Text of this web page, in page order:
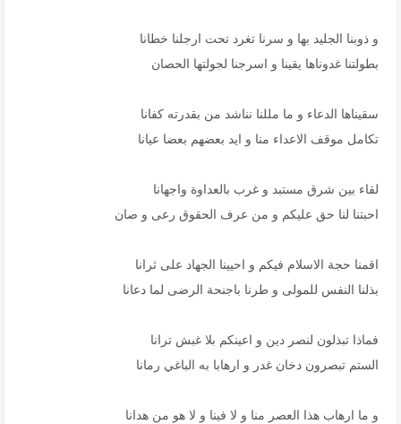
و ذوبنا الجليد بها و سرنا تغرد تحت ارجلنا خطانا
بطولتنا غدوناها يقينا و اسرجنا لجولتها الحصان
سقيناها الدعاء و ما مللنا نناشد من بقدرته كفانا
تكامل موقف الاعداء منا و ايد بعضهم بعضا عيانا
لقاء بين شرق مستبد و غرب بالعداوة واجهانا
احبتنا لنا حق عليكم و من عرف الحقوق رعى و صان
اقمنا حجة الاسلام فيكم و احيينا الجهاد على ثرانا
بذلنا النفس للمولى و طرنا باجنحة الرضى لما دعانا
فماذا تبذلون لنصر دين و اعينكم بلا غبش ترانا
الستم تبصرون دخان غدر و ارهابا به الباغي رمانا
و ما ارهاب هذا العصر منا و لا فينا و لا هو من هدانا